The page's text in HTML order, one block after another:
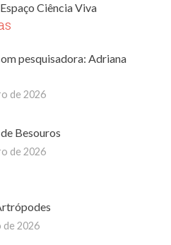
Ciência Viva
pesquisadora: Adriana
de 2026
Besouros
de 2026
de 2026